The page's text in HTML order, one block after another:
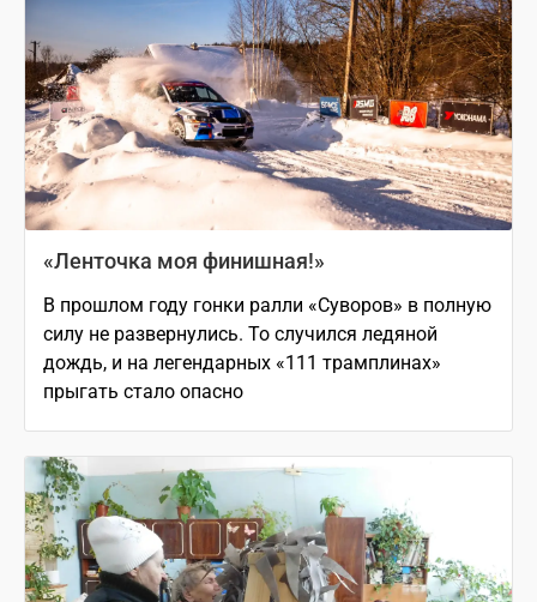
«Ленточка моя финишная!»
В прошлом году гонки ралли «Суворов» в полную
силу не развернулись. То случился ледяной
дождь, и на легендарных «111 трамплинах»
прыгать стало опасно